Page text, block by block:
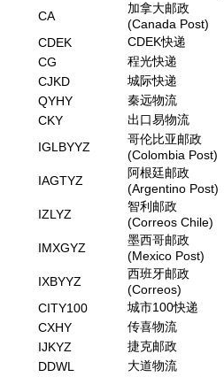
CA
加拿大邮政
(Canada Post)
CDEK
CDEK快递
CG
程光快递
CJKD
城际快递
QYHY
秦远物流
CKY
出口易物流
IGLBYYZ
哥伦比亚邮政
(Colombia Post)
IAGTYZ
阿根廷邮政
(Argentino Post)
IZLYZ
智利邮政
(Correos Chile)
IMXGYZ
墨西哥邮政
(Mexico Post)
IXBYYZ
西班牙邮政
(Correos)
CITY100
城市100快递
CXHY
传喜物流
IJKYZ
捷克邮政
DDWL
大道物流